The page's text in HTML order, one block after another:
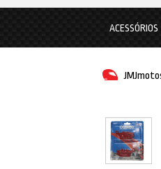
ACESSÓRIOS